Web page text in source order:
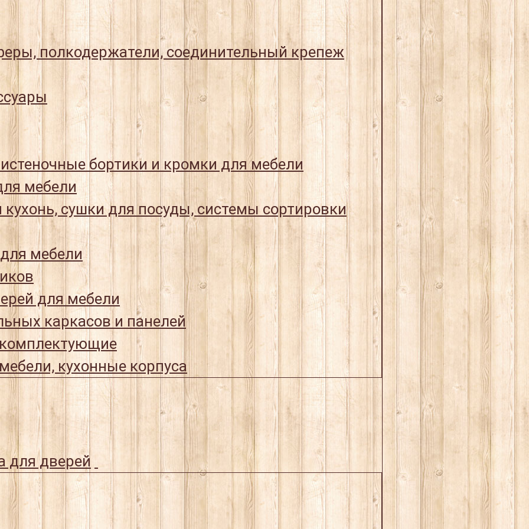
полкодержатели, соединительный крепеж
бортики и кромки для мебели
мебели
сушки для посуды, системы сортировки
мебели
для мебели
каркасов и панелей
кухонные корпуса
для дверей